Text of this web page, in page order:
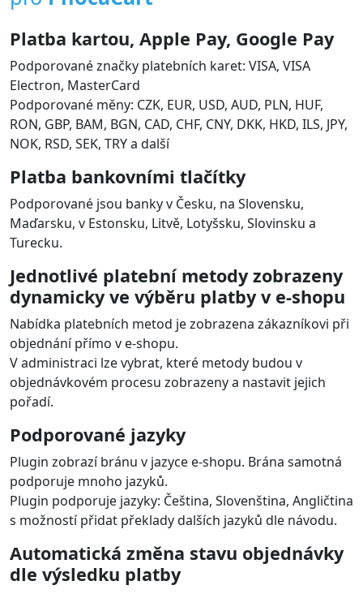
Platba kartou, Apple Pay, Google Pay
Podporované značky platebních karet: VISA, VISA
Electron, MasterCard
Podporované měny: CZK, EUR, USD, AUD, PLN, HUF,
RON, GBP, BAM, BGN, CAD, CHF, CNY, DKK, HKD, ILS, JPY,
NOK, RSD, SEK, TRY a další
Platba bankovními tlačítky
Podporované jsou banky v Česku, na Slovensku,
Maďarsku, v Estonsku, Litvě, Lotyšsku, Slovinsku a
Turecku.
Jednotlivé platební metody zobrazeny
dynamicky ve výběru platby v e-shopu
Nabídka platebních metod je zobrazena zákazníkovi při
objednání přímo v e-shopu.
V administraci lze vybrat, které metody budou v
objednávkovém procesu zobrazeny a nastavit jejich
pořadí.
Podporované jazyky
Plugin zobrazí bránu v jazyce e-shopu. Brána samotná
podporuje mnoho jazyků.
Plugin podporuje jazyky: Čeština, Slovenština, Angličtina
s možností přidat překlady dalších jazyků dle návodu.
Automatická změna stavu objednávky
dle výsledku platby